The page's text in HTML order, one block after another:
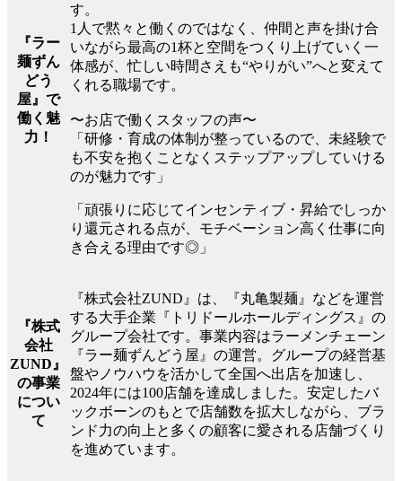
『ラー
麺ずん
どう
屋』で
働く魅
力！
す。
1人で黙々と働くのではなく、仲間と声を掛け合
いながら最高の1杯と空間をつくり上げていく一
体感が、忙しい時間さえも“やりがい”へと変えて
くれる職場です。
〜お店で働くスタッフの声〜
「研修・育成の体制が整っているので、未経験で
も不安を抱くことなくステップアップしていける
のが魅力です」
「頑張りに応じてインセンティブ・昇給でしっか
り還元される点が、モチベーション高く仕事に向
き合える理由です◎」
『株式
会社
ZUND』
の事業
につい
て
『株式会社ZUND』は、『丸亀製麺』などを運営
する大手企業『トリドールホールディングス』の
グループ会社です。事業内容はラーメンチェーン
『ラー麺ずんどう屋』の運営。グループの経営基
盤やノウハウを活かして全国へ出店を加速し、
2024年には100店舗を達成しました。安定したバ
ックボーンのもとで店舗数を拡大しながら、ブラ
ンド力の向上と多くの顧客に愛される店舗づくり
を進めています。